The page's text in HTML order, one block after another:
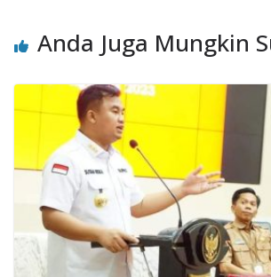
Anda Juga Mungkin